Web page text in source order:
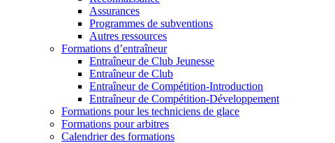
Assurances
Programmes de subventions
Autres ressources
Formations d’entraîneur
Entraîneur de Club Jeunesse
Entraîneur de Club
Entraîneur de Compétition-Introduction
Entraîneur de Compétition-Développement
Formations pour les techniciens de glace
Formations pour arbitres
Calendrier des formations